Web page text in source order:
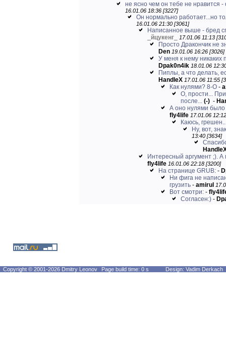
не ясно чем он тебе не нравится -
16.01.06 18:36 [3227]
Он нормально работает...но
16.01.06 21:30 [3061]
Написанное выше - бред
йцукенг 17.01.06 11:13
Просто Дракончик не
Den 19.01.06 16:26 [3026]
У меня к нему никаких
Dpak0n4ik 18.01.06
Пиплы, а что делать,
HandleX 17.01.06 11:55
Как нулями? 8-O -
О, прости...
после... (-) -
А оно нулями было
fly4life 17.01.06
Каюсь,
Ну, вот,
13:40 [3634]
Интересный аргумент ;). А
fly4life 16.01.06 22:18 [3200]
На странице GRUB: -
Ни фига не
грузить - amirul
Вот смотри: -
Согласен:) -
Copyright © 2001-2026 Dmitry Leonov Page build time: 0 s Design: Vadim Derkach